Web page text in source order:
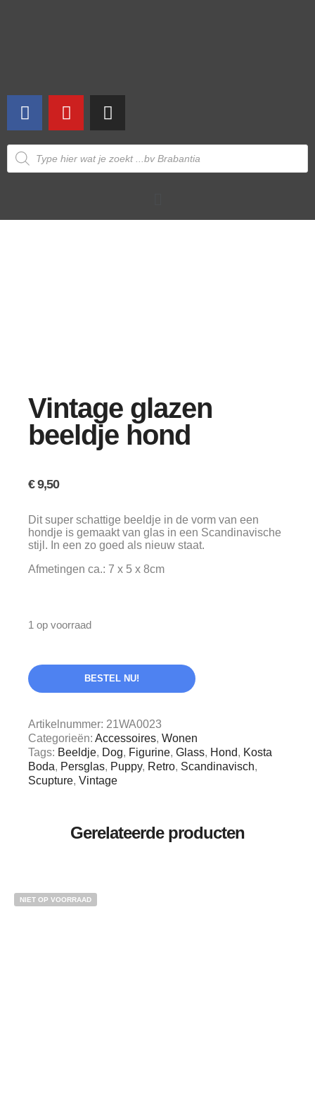
Vintage glazen
beeldje hond
€9,50
Dit super schattige beeldje in de vorm van een
hondje is gemaakt van glas in een Scandinavische
stijl. In een zo goed als nieuw staat.
Afmetingen ca.: 7 x 5 x 8cm
1 op voorraad
BESTEL NU!
Artikelnummer: 21WA0023
Categorieën: Accessoires, Wonen
Tags: Beeldje, Dog, Figurine, Glass, Hond, Kosta
Boda, Persglas, Puppy, Retro, Scandinavisch,
Scupture, Vintage
Gerelateerde producten
NIET OP VOORRAAD